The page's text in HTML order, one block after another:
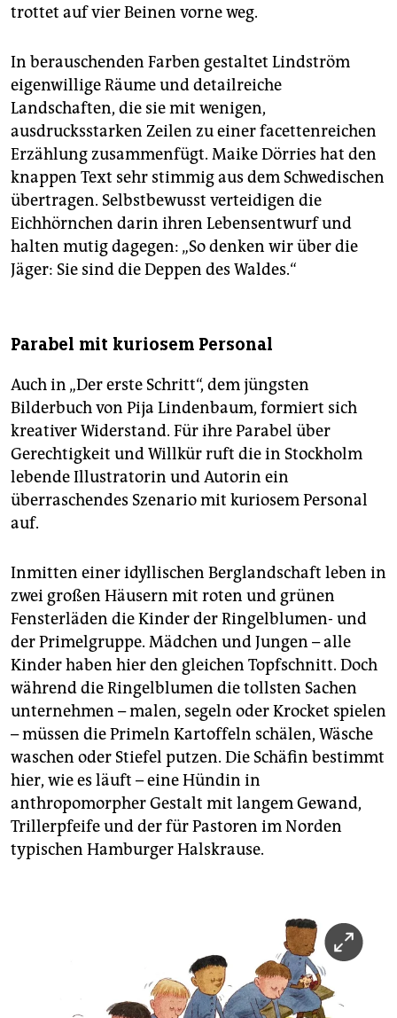
trottet auf vier Beinen vorne weg.
In berauschenden Farben gestaltet Lindström
eigenwillige Räume und detailreiche
Landschaften, die sie mit wenigen,
ausdrucksstarken Zeilen zu einer facettenreichen
Erzählung zusammenfügt. Maike Dörries hat den
knappen Text sehr stimmig aus dem Schwedischen
übertragen. Selbstbewusst verteidigen die
Eichhörnchen darin ihren Lebensentwurf und
halten mutig dagegen: „So denken wir über die
Jäger: Sie sind die Deppen des Waldes.“
Parabel mit kuriosem Personal
Auch in „Der erste Schritt“, dem jüngsten
Bilderbuch von Pija Lindenbaum, formiert sich
kreativer Widerstand. Für ihre Parabel über
Gerechtigkeit und Willkür ruft die in Stockholm
lebende Illustratorin und Autorin ein
überraschendes Szenario mit kuriosem Personal
auf.
Inmitten einer idyllischen Berglandschaft leben in
zwei großen Häusern mit roten und grünen
Fensterläden die Kinder der Ringelblumen- und
der Primelgruppe. Mädchen und Jungen – alle
Kinder haben hier den gleichen Topfschnitt. Doch
während die Ringelblumen die tollsten Sachen
unternehmen – malen, segeln oder Krocket spielen
– müssen die Primeln Kartoffeln schälen, Wäsche
waschen oder Stiefel putzen. Die Schäfin bestimmt
hier, wie es läuft – eine Hündin in
anthropomorpher Gestalt mit langem Gewand,
Trillerpfeife und der für Pastoren im Norden
typischen Hamburger Halskrause.